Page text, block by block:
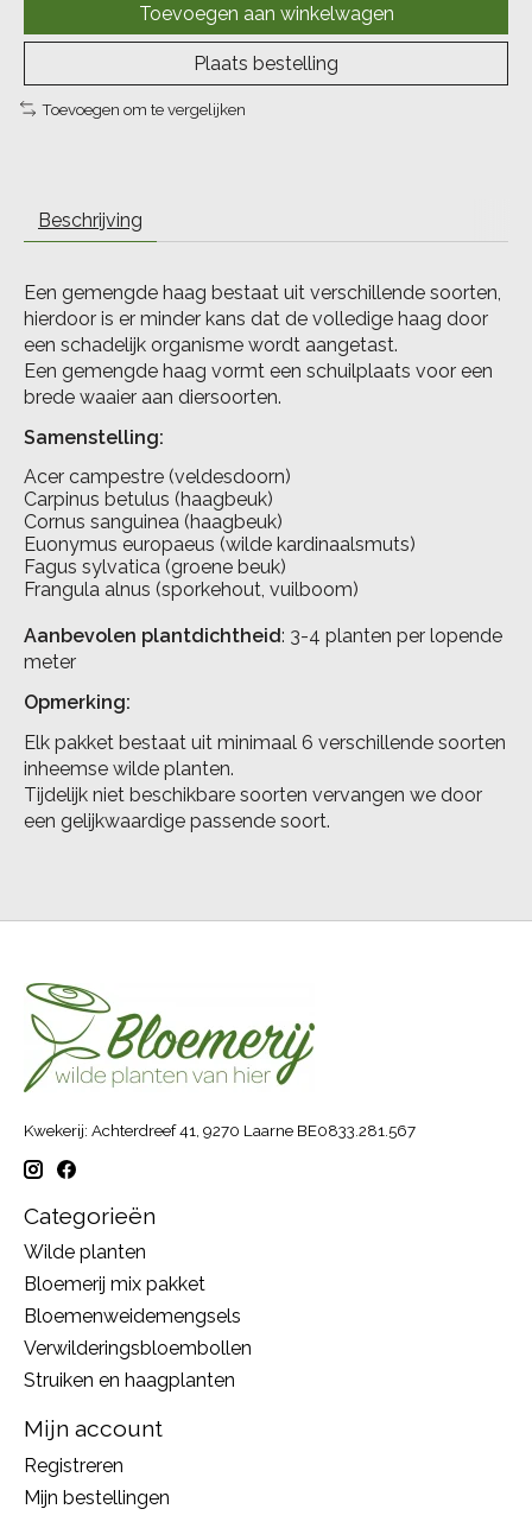
Toevoegen aan winkelwagen
Plaats bestelling
Toevoegen om te vergelijken
Beschrijving
Een gemengde haag bestaat uit verschillende soorten,
hierdoor is er minder kans dat de volledige haag door
een schadelijk organisme wordt aangetast.
Een gemengde haag vormt een schuilplaats voor een
brede waaier aan diersoorten.
Samenstelling:
Acer campestre (veldesdoorn)
Carpinus betulus (haagbeuk)
Cornus sanguinea (haagbeuk)
Euonymus europaeus (wilde kardinaalsmuts)
Fagus sylvatica (groene beuk)
Frangula alnus (sporkehout, vuilboom)
Aanbevolen plantdichtheid: 3-4 planten per lopende
meter
Opmerking:
Elk pakket bestaat uit minimaal 6 verschillende soorten
inheemse wilde planten.
Tijdelijk niet beschikbare soorten vervangen we door
een gelijkwaardige passende soort.
Kwekerij: Achterdreef 41, 9270 Laarne BE0833.281.567
Categorieën
Wilde planten
Bloemerij mix pakket
Bloemenweidemengsels
Verwilderingsbloembollen
Struiken en haagplanten
Mijn account
Registreren
Mijn bestellingen